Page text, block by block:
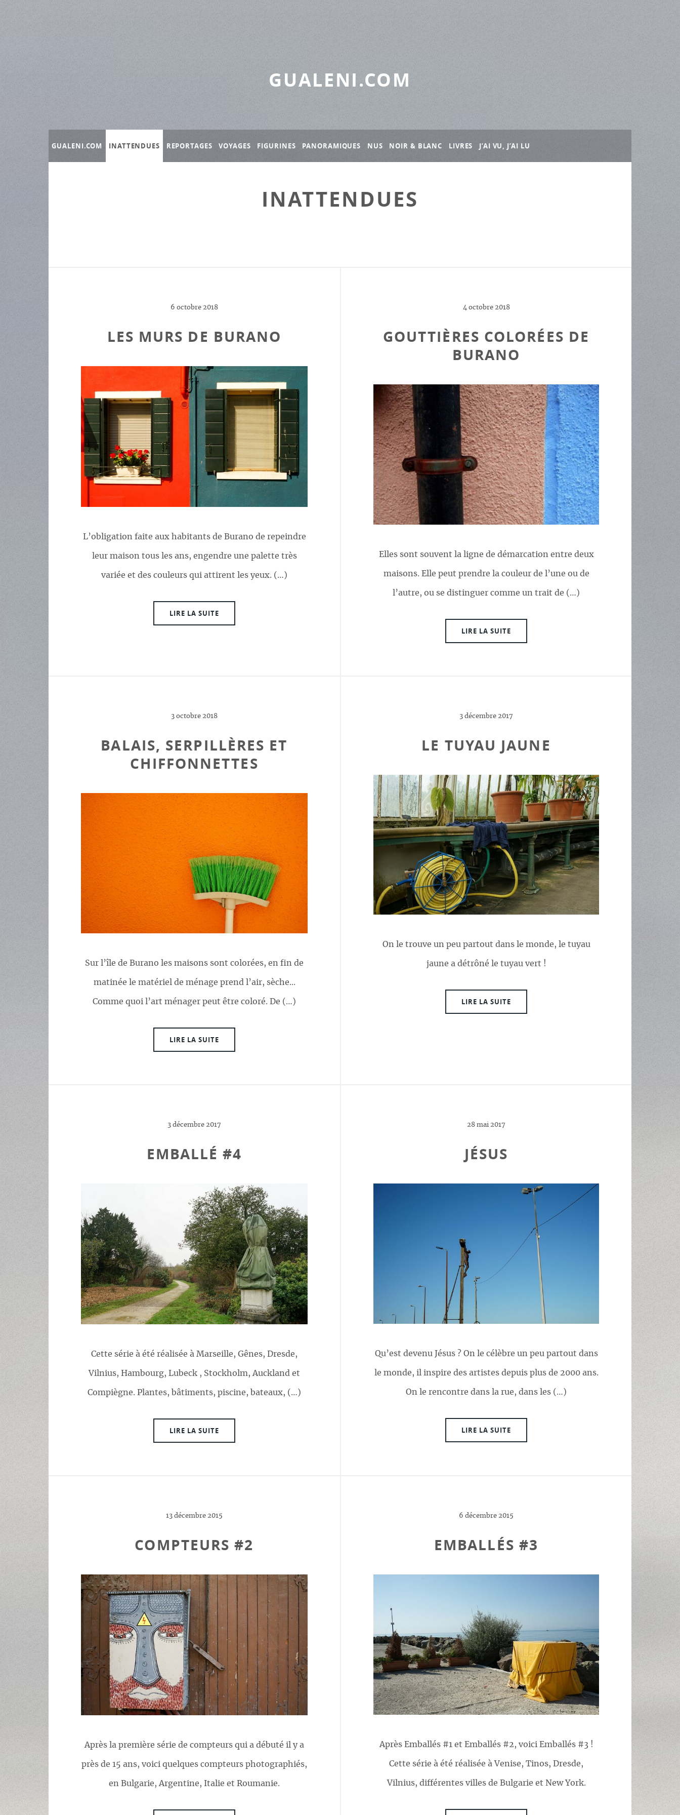
GUALENI.COM
GUALENI.COM INATTENDUES REPORTAGES VOYAGES FIGURINES PANORAMIQUES NUS NOIR & BLANC LIVRES J’AI VU, J’AI LU
INATTENDUES
6 octobre 2018
LES MURS DE BURANO
L’obligation faite aux habitants de Burano de repeindre
leur maison tous les ans, engendre une palette très
variée et des couleurs qui attirent les yeux. (…)
LIRE LA SUITE
4 octobre 2018
GOUTTIÈRES COLORÉES DE
BURANO
Elles sont souvent la ligne de démarcation entre deux
maisons. Elle peut prendre la couleur de l’une ou de
l’autre, ou se distinguer comme un trait de (…)
LIRE LA SUITE
3 octobre 2018
BALAIS, SERPILLÈRES ET
CHIFFONNETTES
Sur l’île de Burano les maisons sont colorées, en fin de
matinée le matériel de ménage prend l’air, sèche...
Comme quoi l’art ménager peut être coloré. De (…)
LIRE LA SUITE
3 décembre 2017
LE TUYAU JAUNE
On le trouve un peu partout dans le monde, le tuyau
jaune a détrôné le tuyau vert !
LIRE LA SUITE
3 décembre 2017
EMBALLÉ #4
Cette série à été réalisée à Marseille, Gênes, Dresde,
Vilnius, Hambourg, Lubeck , Stockholm, Auckland et
Compiègne. Plantes, bâtiments, piscine, bateaux, (…)
LIRE LA SUITE
28 mai 2017
JÉSUS
Qu’est devenu Jésus ? On le célèbre un peu partout dans
le monde, il inspire des artistes depuis plus de 2000 ans.
On le rencontre dans la rue, dans les (…)
LIRE LA SUITE
13 décembre 2015
COMPTEURS #2
Après la première série de compteurs qui a débuté il y a
près de 15 ans, voici quelques compteurs photographiés,
en Bulgarie, Argentine, Italie et Roumanie.
6 décembre 2015
EMBALLÉS #3
Après Emballés #1 et Emballés #2, voici Emballés #3 !
Cette série à été réalisée à Venise, Tinos, Dresde,
Vilnius, différentes villes de Bulgarie et New York.